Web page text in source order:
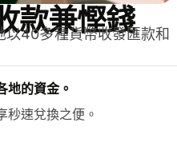
款兼慳錢
以40多種貨幣收發匯款和
地的資金。
秒速兌換之便。